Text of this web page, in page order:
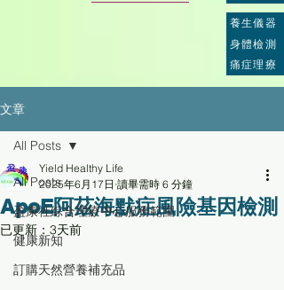
養生儀器
身體檢測
痛症理療
文章
All Posts
盈康社綜合理療中心服務範圍
健康新知
訂購天然營養補充品
All Posts
ApoE阿茲海默症風險基因檢測
Yield Healthy Life
2025年6月17日 讀畢需時 6 分鐘
已更新： 3天前